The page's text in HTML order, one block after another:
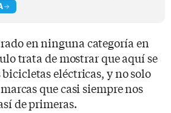
en ninguna categoría en
trata de mostrar que aquí se
eléctricas, y no solo
que casi siempre nos
de primeras.